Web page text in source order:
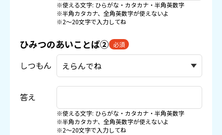
※使える文字: ひらがな・カタカナ・半角英数字
※半角カタカナ、全角英数字が使えないよ
※2〜20文字で入力してね
ひみつのあいことば② 必須
しつもん
答え
※使える文字: ひらがな・カタカナ・半角英数字
※半角カタカナ、全角英数字が使えないよ
※2〜20文字で入力してね